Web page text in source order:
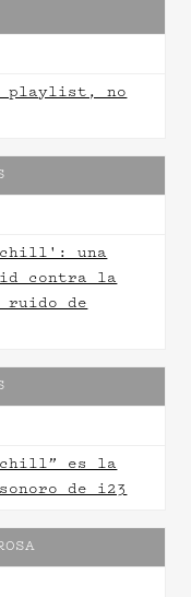
playlist, no
chill': una
contra la
ruido de
chill” es la
de i23